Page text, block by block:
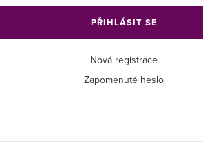
PŘIHLÁSIT SE
Nová registrace
Zapomenuté heslo